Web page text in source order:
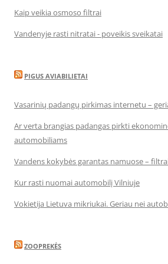
Kaip veikia osmoso filtrai
Vandenyje rasti nitratai - poveikis sveikatai
PIGUS AVIABILIETAI
Vasarinių padangų pirkimas internetu –
Ar verta brangias padangas pirkti
automobiliams
Vandens kokybės garantas namuose –
Kur rasti nuomai automobilį Vilniuje
Vokietija Lietuva mikriukai. Geriau nei
ZOOPREKĖS